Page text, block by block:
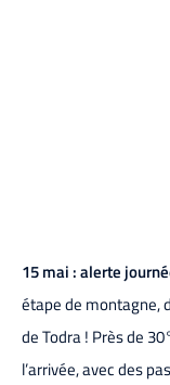
15 mai : alerte
étape de montagne,
de Todra ! Près de
l’arrivée, avec des